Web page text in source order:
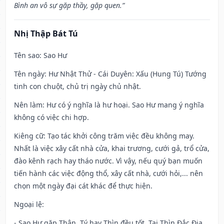
Bình an vô sự gặp thầy, gặp quen.”
Nhị Thập Bát Tú
Tên sao: Sao Hư
Tên ngày: Hư Nhật Thử - Cái Duyên: Xấu (Hung Tú) Tướng
tinh con chuột, chủ trị ngày chủ nhật.
Nên làm: Hư có ý nghĩa là hư hoại. Sao Hư mang ý nghĩa
không có việc chi hợp.
Kiêng cữ: Tạo tác khởi công trăm việc đều không may.
Nhất là việc xây cất nhà cửa, khai trương, cưới gả, trổ cửa,
đào kênh rạch hay tháo nước. Vì vậy, nếu quý bạn muốn
tiến hành các việc động thổ, xây cất nhà, cưới hỏi,... nên
chọn một ngày đại cát khác để thực hiện.
Ngoại lệ: